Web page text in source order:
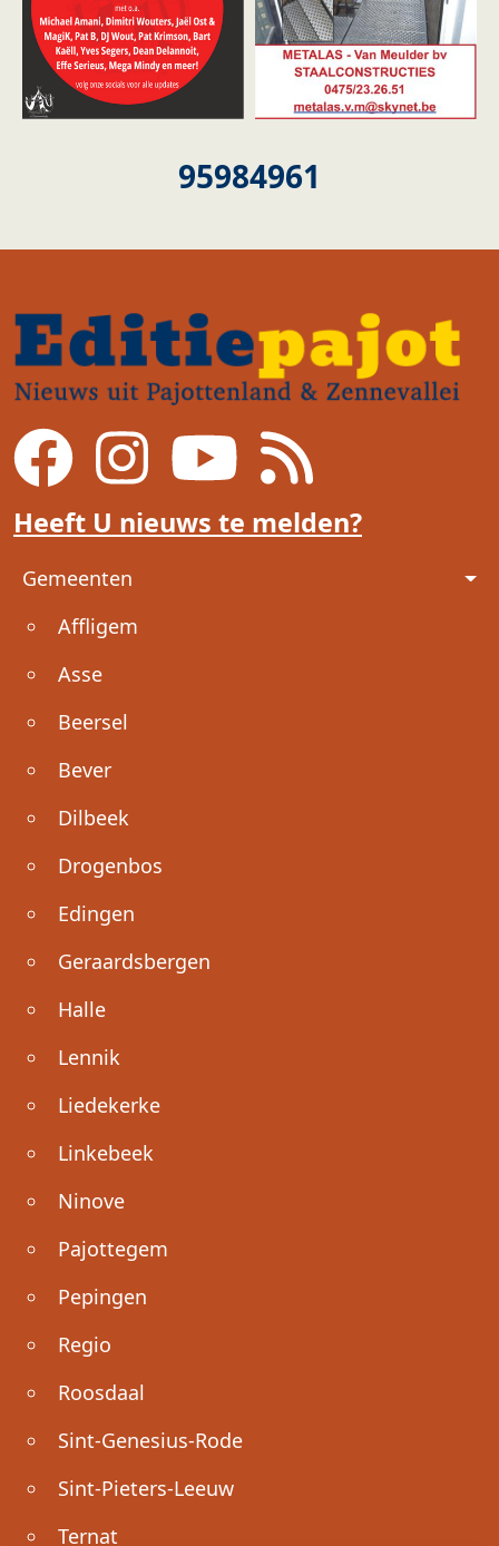
95984961
Heeft U nieuws te melden?
Voet
Gemeenten
Affligem
Asse
Beersel
Bever
Dilbeek
Drogenbos
Edingen
Geraardsbergen
Halle
Lennik
Liedekerke
Linkebeek
Ninove
Pajottegem
Pepingen
Regio
Roosdaal
Sint-Genesius-Rode
Sint-Pieters-Leeuw
Ternat